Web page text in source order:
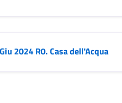
2024 R0. Casa dell'Acqua